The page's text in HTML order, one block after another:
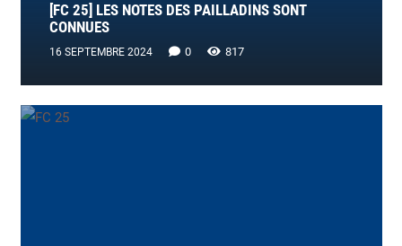
[FC 25] LES NOTES DES PAILLADINS SONT
CONNUES
16 SEPTEMBRE 2024 0 817